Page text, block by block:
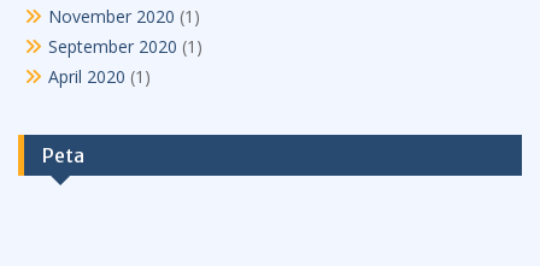
November 2020 (1)
September 2020 (1)
April 2020 (1)
Peta